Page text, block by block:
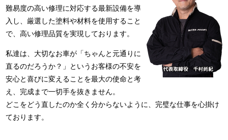
難易度の高い修理に対応する最新設備を導
入し、厳選した塗料や材料を使用すること
で、高い修理品質を実現しております。
私達は、大切なお車が「ちゃんと元通りに
直るのだろうか？」というお客様の不安を
安心と喜びに変えることを最大の使命と考
え、完成まで一切手を抜きません。
どこをどう直したのか全く分からないように、完璧な仕事を心掛け
ております。